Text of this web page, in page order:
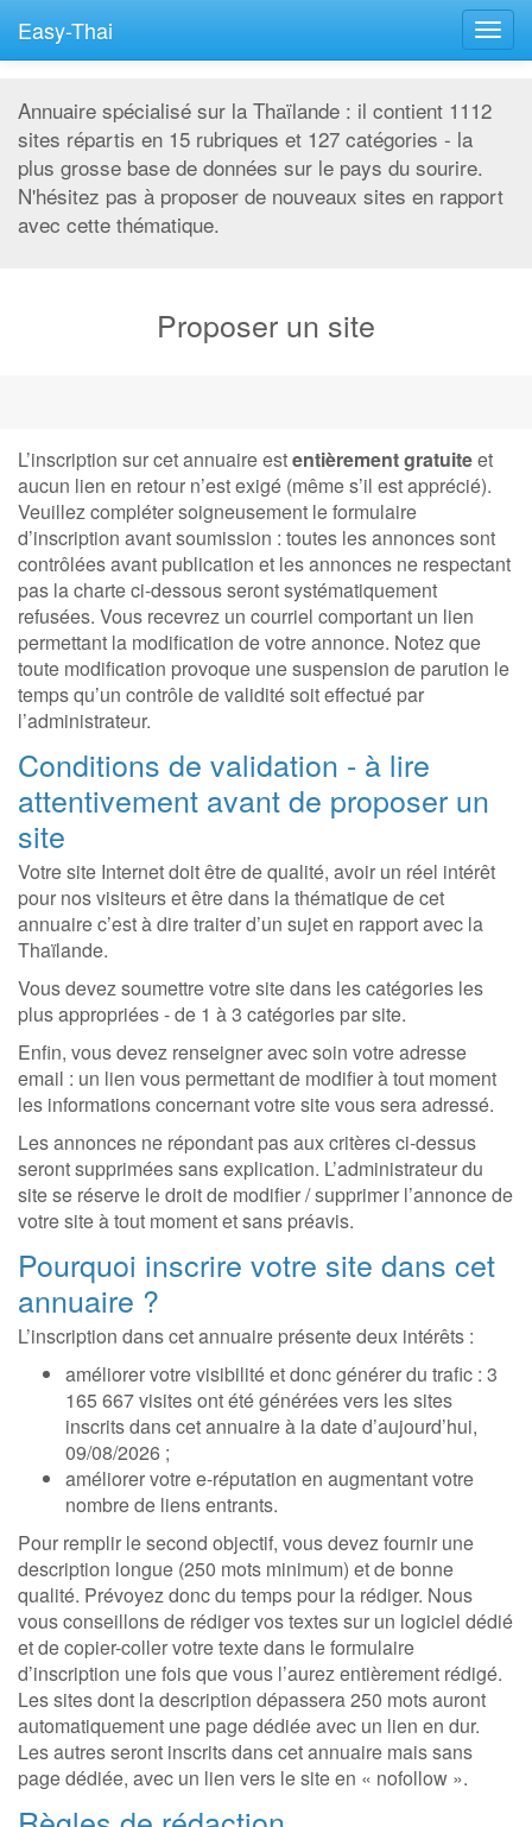
Easy-Thai
Annuaire spécialisé sur la Thaïlande : il contient 1112
sites répartis en 15 rubriques et 127 catégories - la
plus grosse base de données sur le pays du sourire.
N'hésitez pas à proposer de nouveaux sites en rapport
avec cette thématique.
Proposer un site
L’inscription sur cet annuaire estentièrement gratuiteet
aucun lien en retour n’est exigé (même s’il est apprécié).
Veuillez compléter soigneusement le formulaire
d’inscription avant soumission : toutes les annonces sont
contrôlées avant publication et les annonces ne respectant
pas la charte ci-dessous seront systématiquement
refusées. Vous recevrez un courriel comportant un lien
permettant la modification de votre annonce. Notez que
toute modification provoque une suspension de parution le
temps qu’un contrôle de validité soit effectué par
l’administrateur.
Conditions de validation - à lire
attentivement avant de proposer un
site
Votre site Internet doit être de qualité, avoir un réel intérêt
pour nos visiteurs et être dans la thématique de cet
annuaire c’est à dire traiter d’un sujet en rapport avec la
Thaïlande.
Vous devez soumettre votre site dans les catégories les
plus appropriées - de 1 à 3 catégories par site.
Enfin, vous devez renseigner avec soin votre adresse
email : un lien vous permettant de modifier à tout moment
les informations concernant votre site vous sera adressé.
Les annonces ne répondant pas aux critères ci-dessus
seront supprimées sans explication. L’administrateur du
site se réserve le droit de modifier / supprimer l’annonce de
votre site à tout moment et sans préavis.
Pourquoi inscrire votre site dans cet
annuaire ?
L’inscription dans cet annuaire présente deux intérêts :
améliorer votre visibilité et donc générer du trafic : 3
165 667 visites ont été générées vers les sites
inscrits dans cet annuaire à la date d’aujourd’hui,
09/08/2026 ;
améliorer votre e-réputation en augmentant votre
nombre de liens entrants.
Pour remplir le second objectif, vous devez fournir une
description longue (250 mots minimum) et de bonne
qualité. Prévoyez donc du temps pour la rédiger. Nous
vous conseillons de rédiger vos textes sur un logiciel dédié
et de copier-coller votre texte dans le formulaire
d’inscription une fois que vous l’aurez entièrement rédigé.
Les sites dont la description dépassera 250 mots auront
automatiquement une page dédiée avec un lien en dur.
Les autres seront inscrits dans cet annuaire mais sans
page dédiée, avec un lien vers le site en « nofollow ».